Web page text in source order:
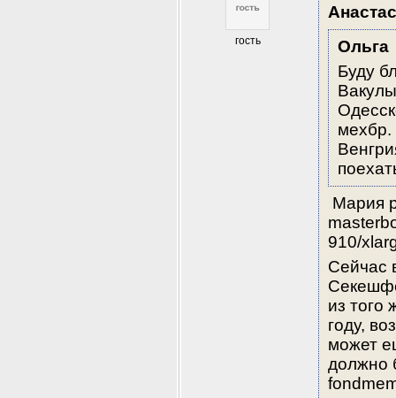
гость
Ольга
Буду
мехбр.
Мария
910/
Сейчас
из того
году,
может
должно